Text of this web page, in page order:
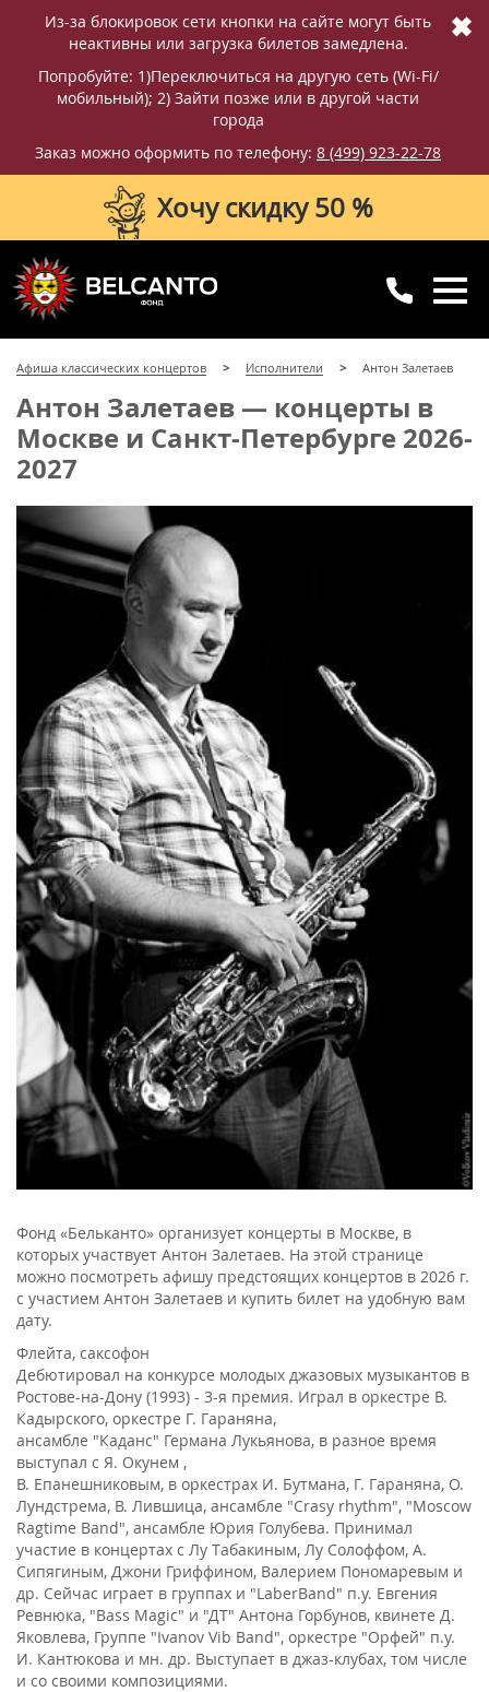
Из-за блокировок сети кнопки на сайте могут быть
неактивны или загрузка билетов замедлена.
Попробуйте: 1)Переключиться на другую сеть (Wi-Fi/
мобильный); 2) Зайти позже или в другой части
города
Заказ можно оформить по телефону: 8 (499) 923-22-78
✖
Хочу скидку 50 %
8 (499) 923-22-78
8 (800) 770-09-71
Афиша классических концертов Исполнители Антон Залетаев
Антон Залетаев — концерты в
Москве и Санкт-Петербурге 2026-
2027
Фонд «Бельканто» организует концерты в Москве, в
которых участвует Антон Залетаев. На этой странице
можно посмотреть афишу предстоящих концертов в 2026 г.
с участием Антон Залетаев и купить билет на удобную вам
дату.
Флейта, саксофон
Дебютировал на конкурсе молодых джазовых музыкантов в
Ростове-на-Дону (1993) - 3-я премия. Играл в оркестре В.
Кадырского, оркестре Г. Гараняна,
ансамбле "Каданс" Германа Лукьянова, в разное время
выступал с Я. Окунем ,
В. Епанешниковым, в оркестрах И. Бутмана, Г. Гараняна, О.
Лундстрема, В. Лившица, ансамбле "Crasy rhythm", "Moscow
Ragtime Band", ансамбле Юрия Голубева. Принимал
участие в концертах с Лу Табакиным, Лу Солоффом, А.
Сипягиным, Джони Гриффином, Валерием Пономаревым и
др. Сейчас играет в группах и "LaberBand" п.у. Евгения
Ревнюка, "Bass Magic" и "ДТ" Антона Горбунов, квинете Д.
Яковлева, Группе "Ivanov Vib Band", оркестре "Орфей" п.у.
И. Кантюкова и мн. др. Выступает в джаз-клубах, том числе
и со своими композициями.